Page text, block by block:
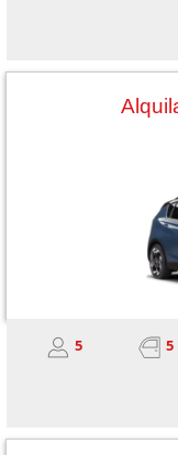
5 5